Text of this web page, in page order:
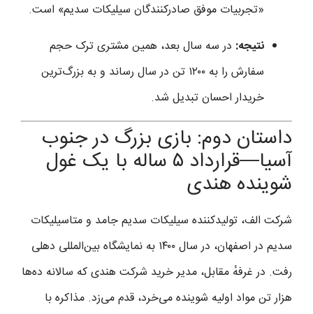
«تجربیات موفق صادرکنندگان سیلیکات سدیم» است.
نتیجه: در سه سال بعد، همین مشتری ترک حجم
سفارش را به ۱۲۰۰ تن در سال رساند و به بزرگ‌ترین
خریدار احسان تبدیل شد.
داستان دوم: بازی بزرگ در جنوب
آسیا—قرارداد ۵ ساله با یک غول
شوینده هندی
شرکت الف، تولیدکننده سیلیکات سدیم جامد و متاسیلیکات
سدیم در اصفهان، در سال ۱۴۰۰ به نمایشگاه بین‌المللی دهلی
رفت. در غرفهٔ مقابل، مدیر خرید شرکت هندی که سالانه ده‌ها
هزار تن مواد اولیه شوینده می‌خرد، قدم می‌زد. مذاکره با